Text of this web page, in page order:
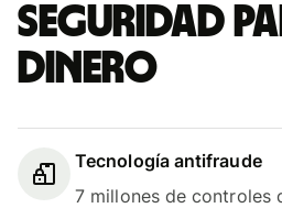
Seguridad
dinero
Tecnología antifraude
7 millones de controles